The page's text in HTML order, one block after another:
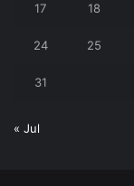
17 18
24 25
31
« Jul